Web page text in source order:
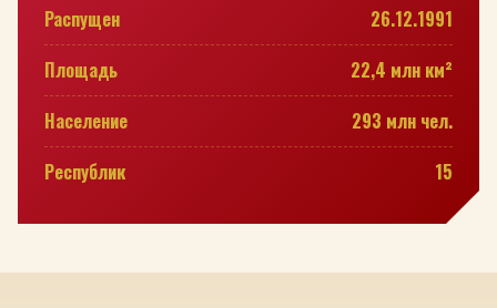
Распущен
26.12.1991
Площадь
22,4 млн км²
Население
293 млн чел.
Республик
15